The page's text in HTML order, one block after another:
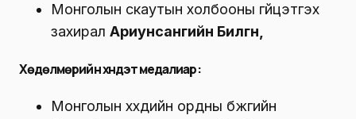
Монголын скаутын холбооны гүйцэтгэх
захирал Ариунсангийн Билгүүн,
Хөдөлмөрийн хүндэт медалиар:
Монголын хүүхдийн ордны бүжгийн